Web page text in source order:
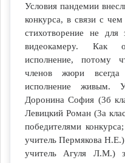
Условия пандемии
конкурса, в связи с
стихотворение не
видеокамеру. Как
исполнение, потому
членов жюри всегда
исполнение живым.
Доронина София (3б
Левицкий Роман (3а
победителями
учитель Пермякова
учитель Агуля Л.М.)